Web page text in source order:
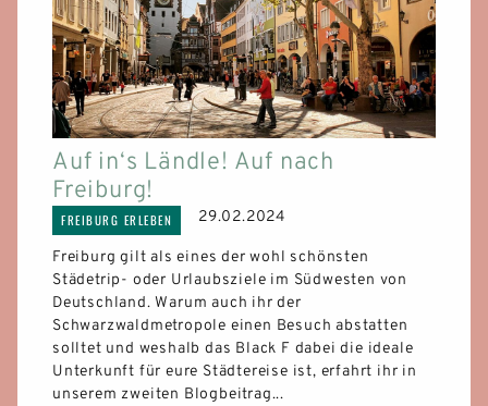
Auf in‘s Ländle! Auf nach
Freiburg!
FREIBURG ERLEBEN 29.02.2024
Freiburg gilt als eines der wohl schönsten
Städetrip- oder Urlaubsziele im Südwesten von
Deutschland. Warum auch ihr der
Schwarzwaldmetropole einen Besuch abstatten
solltet und weshalb das Black F dabei die ideale
Unterkunft für eure Städtereise ist, erfahrt ihr in
unserem zweiten Blogbeitrag...